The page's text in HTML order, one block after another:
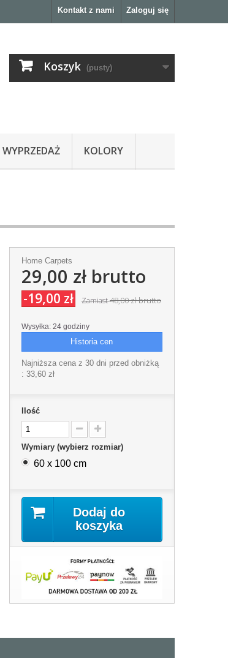
Zaloguj się
Kontakt z nami
Koszyk (pusty)
WYPRZEDAŻ KOLORY
Home Carpets
29,00 złbrutto
-19,00 zł Zamiast48,00 złbrutto
Wysyłka: 24 godziny
Historia cen
Najniższa cena z 30 dni przed obniżką
: 33,60 zł
Ilość
Wymiary (wybierz rozmiar)
60 x 100 cm
Dodaj do
koszyka